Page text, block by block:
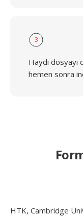
3
Haydi dosyayı
hemen sonra
HTK, Cambridge